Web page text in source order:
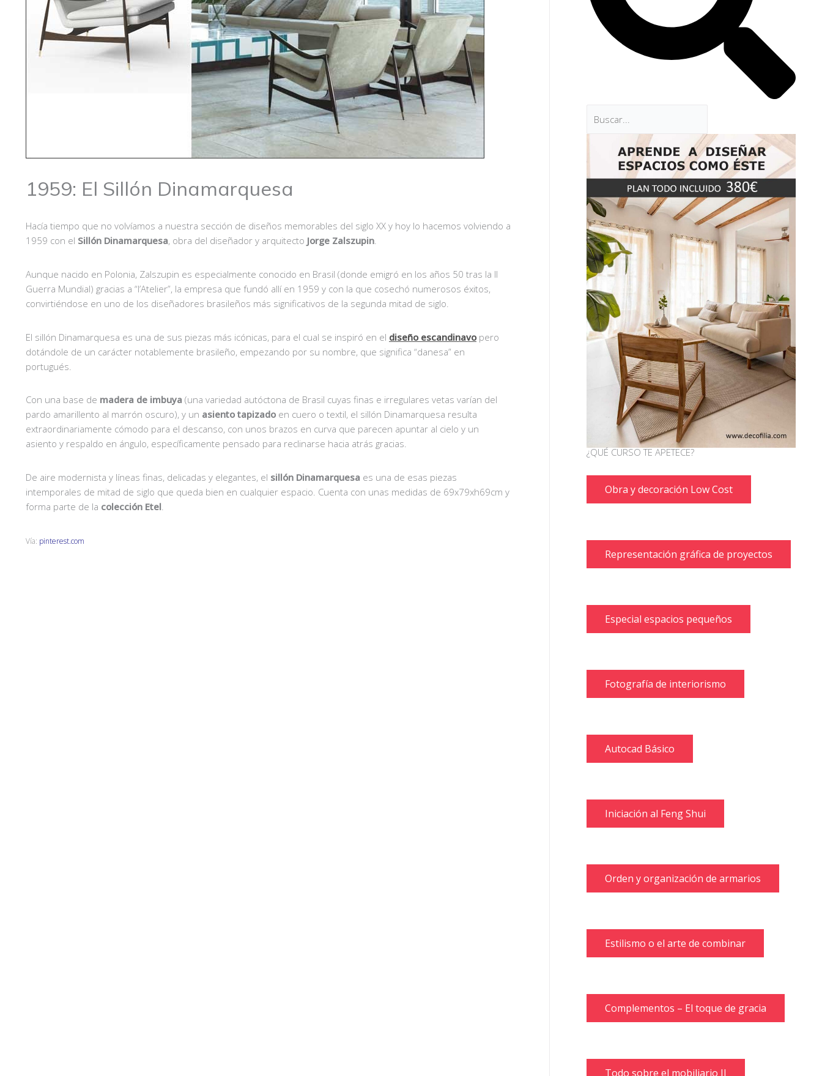
1959: El Sillón Dinamarquesa
Hacía tiempo que no volvíamos a nuestra sección de diseños memorables del siglo XX y hoy lo hacemos volviendo a
1959 con el Sillón Dinamarquesa, obra del diseñador y arquitecto Jorge Zalszupin.
Aunque nacido en Polonia, Zalszupin es especialmente conocido en Brasil (donde emigró en los años 50 tras la II
Guerra Mundial) gracias a “l’Atelier”, la empresa que fundó allí en 1959 y con la que cosechó numerosos éxitos,
convirtiéndose en uno de los diseñadores brasileños más significativos de la segunda mitad de siglo.
El sillón Dinamarquesa es una de sus piezas más icónicas, para el cual se inspiró en el diseño escandinavo pero
dotándole de un carácter notablemente brasileño, empezando por su nombre, que significa “danesa” en
portugués.
Con una base de madera de imbuya (una variedad autóctona de Brasil cuyas finas e irregulares vetas varían del
pardo amarillento al marrón oscuro), y un asiento tapizado en cuero o textil, el sillón Dinamarquesa resulta
extraordinariamente cómodo para el descanso, con unos brazos en curva que parecen apuntar al cielo y un
asiento y respaldo en ángulo, específicamente pensado para reclinarse hacia atrás gracias.
De aire modernista y líneas finas, delicadas y elegantes, el sillón Dinamarquesa es una de esas piezas
intemporales de mitad de siglo que queda bien en cualquier espacio. Cuenta con unas medidas de 69x79xh69cm y
forma parte de la colección Etel.
Vía: pinterest.com
¿QUÉ CURSO TE APETECE?
Obra y decoración Low Cost
Representación gráfica de proyectos
Especial espacios pequeños
Fotografía de interiorismo
Autocad Básico
Iniciación al Feng Shui
Orden y organización de armarios
Estilismo o el arte de combinar
Complementos – El toque de gracia
Todo sobre el mobiliario II